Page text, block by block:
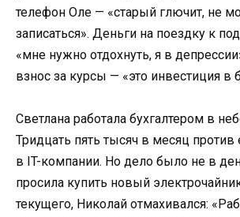
телефон Оле — «старый глючит, не
записаться». Деньги на поездку к
«мне нужно отдохнуть, я в
взнос за курсы — «это инвестиция в
Светлана работала бухгалтером в
Тридцать пять тысяч в месяц против
в IT-компании. Но дело было не в
просила купить новый
текущего, Николай отмахивался: